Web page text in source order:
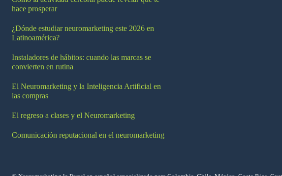
hace prosperar
¿Dónde estudiar neuromarketing este 2026 en
Latinoamérica?
Instaladores de hábitos: cuando las marcas se
convierten en rutina
El Neuromarketing y la Inteligencia Artificial en
las compras
El regreso a clases y el Neuromarketing
Comunicación reputacional en el neuromarketing